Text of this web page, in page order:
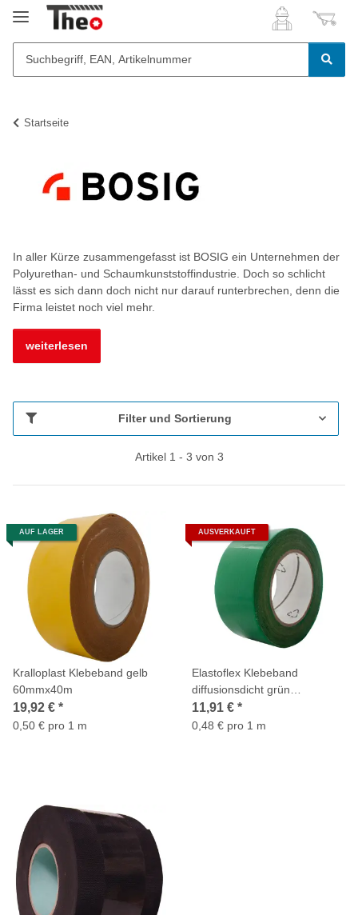
Startseite
In aller Kürze zusammengefasst ist BOSIG ein Unternehmen der
Polyurethan- und Schaumkunststoffindustrie. Doch so schlicht
lässt es sich dann doch nicht nur darauf runterbrechen, denn die
Firma leistet noch viel mehr.
weiterlesen
Filter und Sortierung
Artikel 1 - 3 von 3
AUF LAGER
Kralloplast Klebeband gelb
60mmx40m
19,92 € *
0,50 € pro 1 m
AUSVERKAUFT
Elastoflex Klebeband
diffusionsdicht grün
60mmx25m
11,91 € *
0,48 € pro 1 m